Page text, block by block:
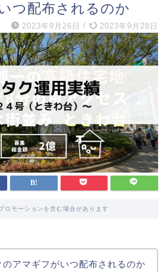
つ配布されるのか
2023年9月26日 / 2023年9月28日
ロモーションを含む場合があります
のアマギフがいつ配布されるのか